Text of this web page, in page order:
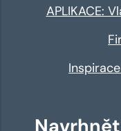
APLIKACE: